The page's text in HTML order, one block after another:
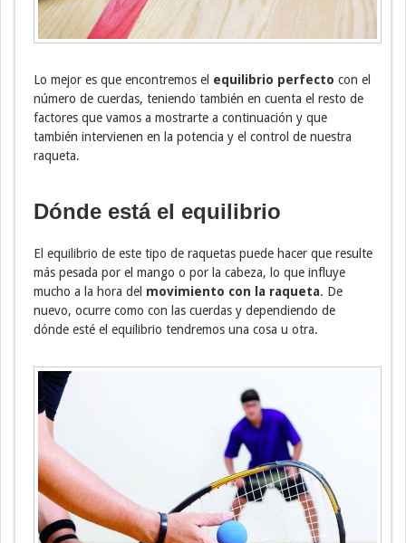
Lo mejor es que encontremos el equilibrio perfecto con el
número de cuerdas, teniendo también en cuenta el resto de
factores que vamos a mostrarte a continuación y que
también intervienen en la potencia y el control de nuestra
raqueta.
Dónde está el equilibrio
El equilibrio de este tipo de raquetas puede hacer que resulte
más pesada por el mango o por la cabeza, lo que influye
mucho a la hora del movimiento con la raqueta. De
nuevo, ocurre como con las cuerdas y dependiendo de
dónde esté el equilibrio tendremos una cosa u otra.